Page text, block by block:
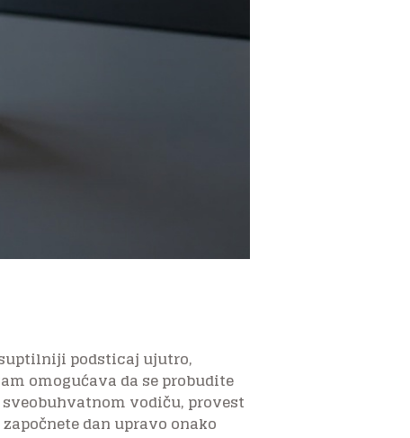
podsticaj ujutro,
omogućava da se probudite
vodiču, provest
dan upravo onako